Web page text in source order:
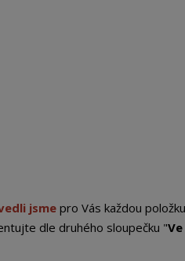
jsmepro Vás každou
dle druhého sloupečku "